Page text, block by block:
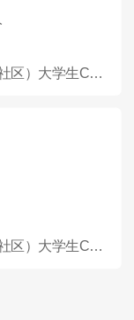
来自公告：2026广东佛山市顺德区村（社区）大学生CEO选聘100人公告
来自公告：2026广东佛山市顺德区村（社区）大学生CEO选聘100人公告